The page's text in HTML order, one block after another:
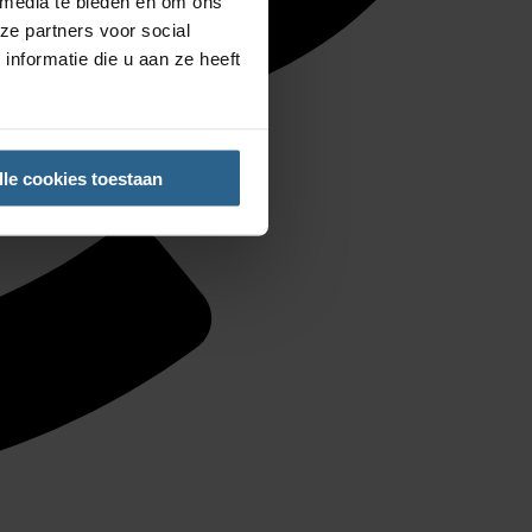
partners voor social
die u aan ze heeft
cookies toestaan